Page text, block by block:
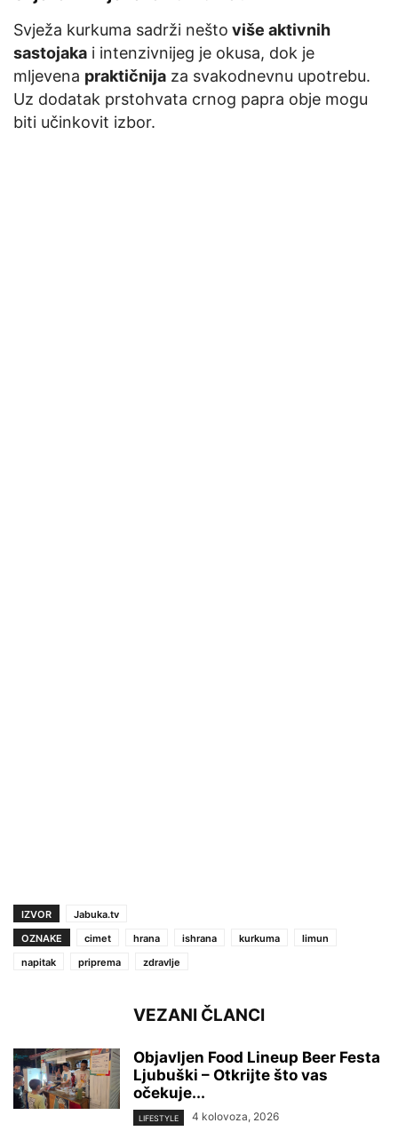
Svježa kurkuma sadrži nešto više aktivnih
sastojaka i intenzivnijeg je okusa, dok je
mljevena praktičnija za svakodnevnu upotrebu.
Uz dodatak prstohvata crnog papra obje mogu
biti učinkovit izbor.
IZVOR
Jabuka.tv
OZNAKE
cimet hrana ishrana kurkuma
limun
napitak
priprema zdravlje
VEZANI ČLANCI
Objavljen Food Lineup Beer Festa
Ljubuški – Otkrijte što vas
očekuje...
LIFESTYLE 4 kolovoza, 2026